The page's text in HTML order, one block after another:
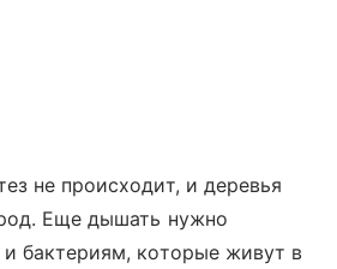
не происходит, и деревья
Еще дышать нужно
бактериям, которые живут в